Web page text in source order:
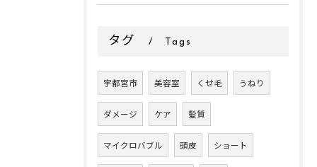
タグ Tags
宇都宮市 美容室 くせ毛 うねり
ダメージ ケア 髪質
マイクロバブル 頭皮 ショート